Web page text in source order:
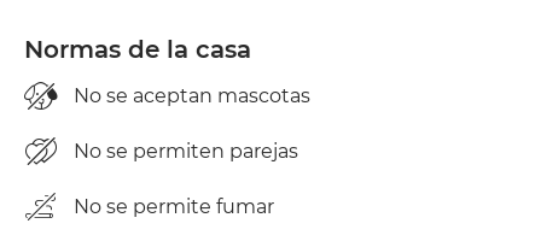
Normas de la casa
No se aceptan mascotas
No se permiten parejas
No se permite fumar